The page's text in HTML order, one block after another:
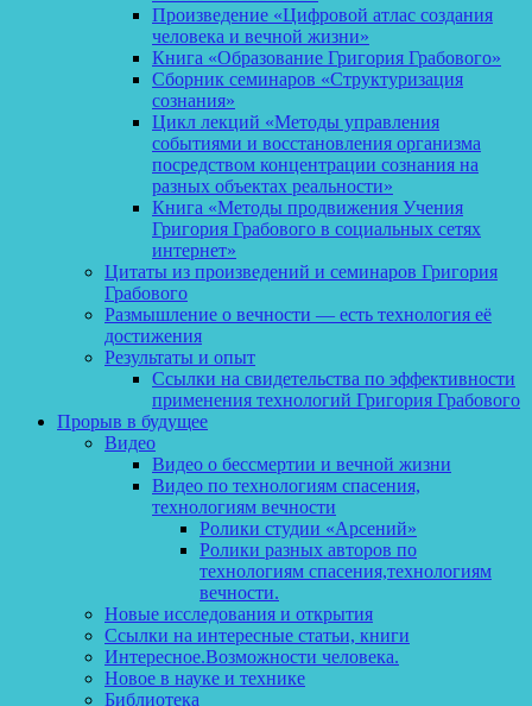
Произведение «Цифровой атлас создания
человека и вечной жизни»
Книга «Образование Григория Грабового»
Сборник семинаров «Структуризация
сознания»
Цикл лекций «Методы управления
событиями и восстановления организма
посредством концентрации сознания на
разных объектах реальности»
Книга «Методы продвижения Учения
Григория Грабового в социальных сетях
интернет»
Цитаты из произведений и семинаров Григория
Грабового
Размышление о вечности — есть технология её
достижения
Результаты и опыт
Ссылки на свидетельства по эффективности
применения технологий Григория Грабового
Прорыв в будущее
Видео
Видео о бессмертии и вечной жизни
Видео по технологиям спасения,
технологиям вечности
Ролики студии «Арсений»
Ролики разных авторов по
технологиям спасения,технологиям
вечности.
Новые исследования и открытия
Ссылки на интересные статьи, книги
Интересное.Возможности человека.
Новое в науке и технике
Библиотека